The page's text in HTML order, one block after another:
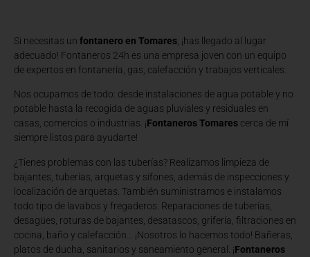
Si necesitas un fontanero en Tomares , ¡has llegado al lugar
adecuado! Fontaneros 24h es una empresa joven con un equipo
de expertos en fontanería, gas, calefacción y trabajos verticales.
Nos ocupamos de todo: desde instalaciones de agua potable y no
potable hasta la recogida de aguas pluviales y residuales en
casas, comercios o industrias. ¡Fontaneros Tomares cerca de mí
siempre listos para ayudarte!
¿Tienes problemas con las tuberías? Realizamos limpieza de
bajantes, tuberías, arquetas y sifones, además de inspecciones y
localización de arquetas. También suministramos e instalamos
todo tipo de lavabos y fregaderos. Reparaciones de tuberías,
desagües, roturas de bajantes, desatascos, grifería, filtraciones en
cocina, baño y calefacción… ¡Nosotros lo hacemos todo! Bañeras,
platos de ducha, sanitarios y saneamiento general. ¡Fontaneros